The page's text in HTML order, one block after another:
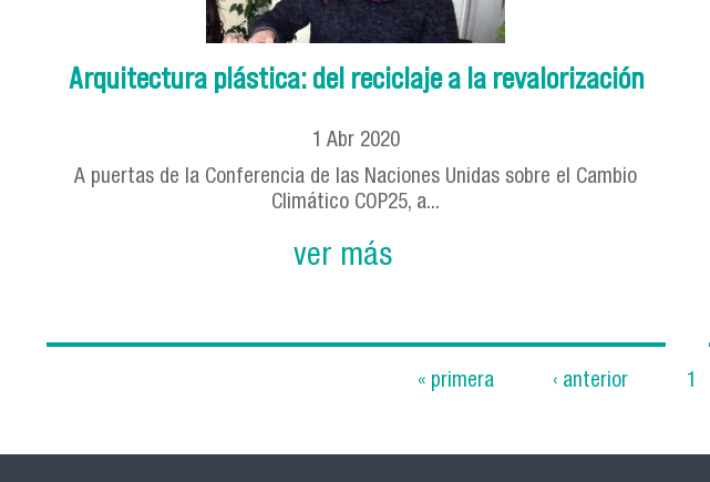
Arquitectura plástica: del reciclaje a la revalorización
1 Abr 2020
A puertas de la Conferencia de las Naciones Unidas sobre el Cambio
Climático COP25, a...
ver más
« primera ‹ anterior 1